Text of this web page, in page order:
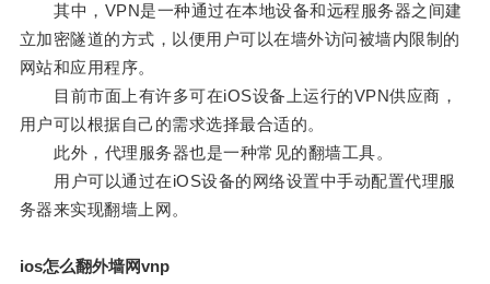
其中，VPN是一种通过在本地设备和远程服务器之间建
立加密隧道的方式，以便用户可以在墙外访问被墙内限制的
网站和应用程序。
目前市面上有许多可在iOS设备上运行的VPN供应商，
用户可以根据自己的需求选择最合适的。
此外，代理服务器也是一种常见的翻墙工具。
用户可以通过在iOS设备的网络设置中手动配置代理服
务器来实现翻墙上网。
ios怎么翻外墙网vnp